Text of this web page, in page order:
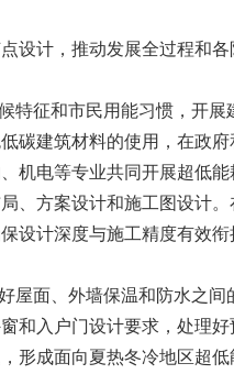
设计，推动发展全过程和
特征和市民用能习惯，开展
碳建筑材料的使用，在政
机电等专业共同开展超低
、方案设计和施工图设计
设计深度与施工精度有效
屋面、外墙保温和防水之间
和入户门设计要求，处理
形成面向夏热冬冷地区超